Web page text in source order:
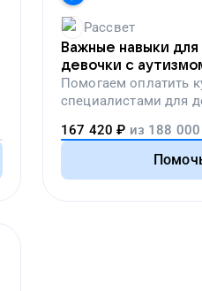
Рассвет
Важные навыки
девочки с
Помогаем оплатить
специалистами для
167 420 ₽ из 188 000